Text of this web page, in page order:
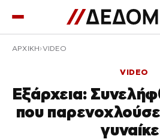
ΑΡΧΙΚΉ VIDEO
VIDEO
Εξάρχεια:
που